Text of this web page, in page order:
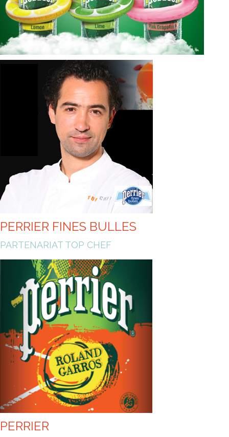
HEALTHIER ENJOYMENT
PERRIER FINES BULLES
PARTENARIAT TOP CHEF
PERRIER